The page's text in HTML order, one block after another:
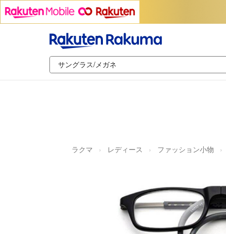
ラクマ レディース ファッション小物